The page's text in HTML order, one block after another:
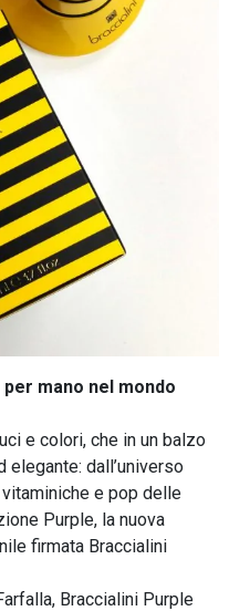
mano nel mondo
e colori, che in un balzo
elegante: dall’universo
e pop delle
Purple, la nuova
firmata Braccialini
Braccialini Purple